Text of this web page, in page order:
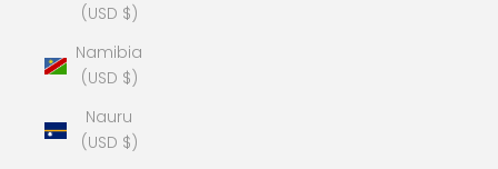
(USD $)
Namibia
(USD $)
Nauru
(USD $)